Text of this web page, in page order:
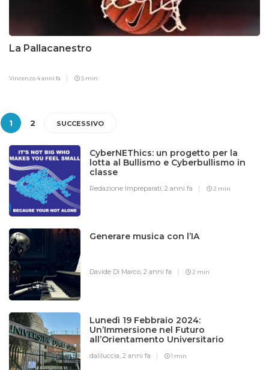
La Pallacanestro
Vincenzo4 anni fa 5 min
1 2 SUCCESSIVO
CyberNEThics: un progetto per la
lotta al Bullismo e Cyberbullismo in
classe
Redazione Impreparati,2 anni fa 2 min
Generare musica con l’IA
Davide Di Marco,2 anni fa 2 min
Lunedì 19 Febbraio 2024:
Un’Immersione nel Futuro
all’Orientamento Universitario
daliluccia,2 anni fa 1 min